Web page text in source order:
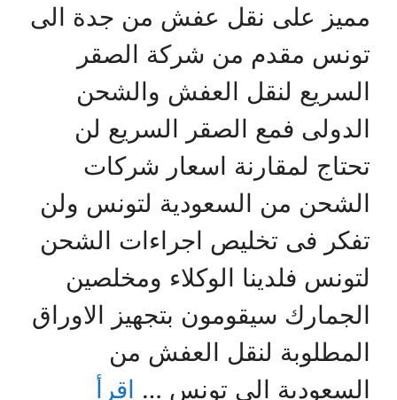
مميز على نقل عفش من جدة الى
تونس مقدم من شركة الصقر
السريع لنقل العفش والشحن
الدولى فمع الصقر السريع لن
تحتاج لمقارنة اسعار شركات
الشحن من السعودية لتونس ولن
تفكر فى تخليص اجراءات الشحن
لتونس فلدينا الوكلاء ومخلصين
الجمارك سيقومون بتجهيز الاوراق
المطلوبة لنقل العفش من
السعودية الى تونس … اقرأ